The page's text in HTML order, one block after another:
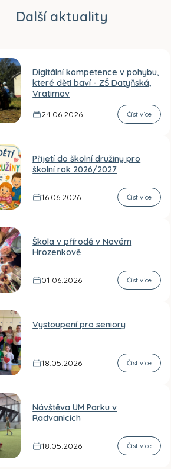
Další aktuality
Digitální kompetence v pohybu,
které děti baví - ZŠ Datyňská,
Vratimov
24.06.2026
Číst více
Přijetí do školní družiny pro
školní rok 2026/2027
16.06.2026 Číst více
Škola v přírodě v Novém
Hrozenkově
01.06.2026 Číst více
Vystoupení pro seniory
18.05.2026 Číst více
Návštěva UM Parku v
Radvanicích
18.05.2026 Číst více